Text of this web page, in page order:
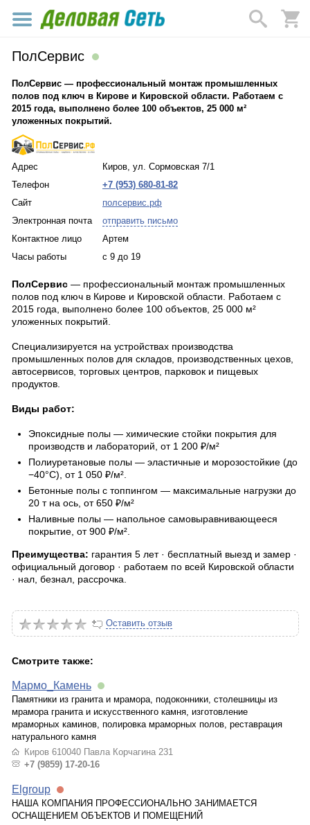
ПолСервис
ПолСервис — профессиональный монтаж промышленных
полов под ключ в Кирове и Кировской области. Работаем с
2015 года, выполнено более 100 объектов, 25 000 м²
уложенных покрытий.
Адрес
Киров, ул. Сормовская 7/1
Телефон
+7 (953) 680-81-82
Сайт
полсервис.рф
Электронная почта
отправить письмо
Контактное лицо
Артем
Часы работы
с 9 до 19
ПолСервис — профессиональный монтаж промышленных
полов под ключ в Кирове и Кировской области. Работаем с
2015 года, выполнено более 100 объектов, 25 000 м²
уложенных покрытий.
Специализируется на устройствах производства
промышленных полов для складов, производственных цехов,
автосервисов, торговых центров, парковок и пищевых
продуктов.
Виды работ:
Эпоксидные полы — химические стойки покрытия для
производств и лабораторий, от 1 200 ₽/м²
Полиуретановые полы — эластичные и морозостойкие (до
−40°С), от 1 050 ₽/м².
Бетонные полы с топпингом — максимальные нагрузки до
20 т на ось, от 650 ₽/м²
Наливные полы — напольное самовыравнивающееся
покрытие, от 900 ₽/м².
Преимущества: гарантия 5 лет · бесплатный выезд и замер ·
официальный договор · работаем по всей Кировской области
· нал, безнал, рассрочка.
Оставить отзыв
Смотрите также:
Мармо_Камень
Памятники из гранита и мрамора, подоконники, столешницы из
мрамора гранита и искусственного камня, изготовление
мраморных каминов, полировка мраморных полов, реставрация
натурального камня
Киров 610040 Павла Корчагина 231
+7 (9859) 17-20-16
Elgroup
НАША КОМПАНИЯ ПРОФЕССИОНАЛЬНО ЗАНИМАЕТСЯ
ОСНАЩЕНИЕМ ОБЪЕКТОВ И ПОМЕЩЕНИЙ